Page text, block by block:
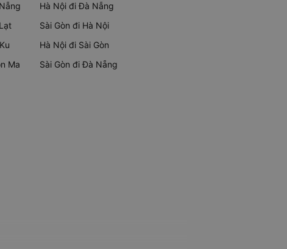
Ma
Hà Nội đi Đà Nẵng
Sài Gòn đi Hà Nội
Hà Nội đi Sài Gòn
Sài Gòn đi Đà Nẵng